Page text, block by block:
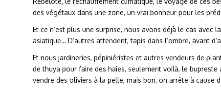
des végétaux dans une zone, un vrai bonheur pour les
Et ce n’est plus une surprise, nous avons déjà le cas avec
asiatique… D’autres attendent, tapis dans l’ombre, avant
Et nous jardineries, pépiniéristes et autres vendeurs de
de thuya pour faire des haies, seulement voilà, le
vendre des oliviers à la pelle, mais bon, on arrête à cause